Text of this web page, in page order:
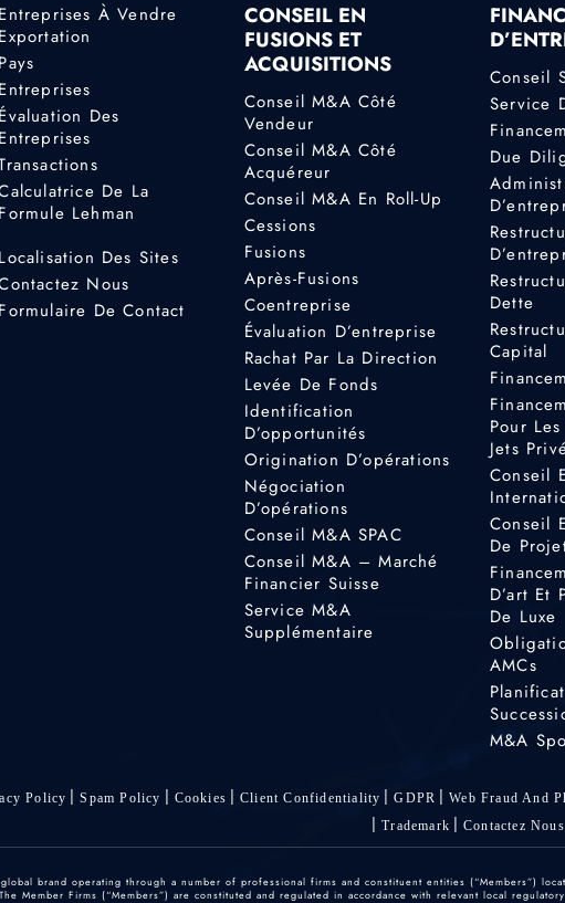
Entreprises À Vendre
Exportation
Pays
Entreprises
Évaluation Des
Entreprises
De La
Formule Lehman
Localisation Des Sites
Nous
Formulaire De Contact
CONSEIL EN
FUSIONS ET
ACQUISITIONS
Conseil M&A Côté
Vendeur
Conseil M&A Côté
Acquéreur
Conseil M&A En Roll-Up
Cessions
Fusions
Après-Fusions
Coentreprise
Évaluation D’entreprise
Rachat Par La Direction
Levée De Fonds
Identification
D’opportunités
Origination D’opérations
Négociation
D’opérations
Conseil M&A SPAC
Conseil M&A – Marché
Financier Suisse
Service M&A
Supplémentaire
Conseil
Service
Due
Dette
Capital
Pour
Jets
Conseil
Conseil
De
D’art Et
De Luxe
AMCs
M&A
Policy Spam Policy Cookies Client Confidentiality GDPR Web Fraud And
Trademark
Contactez Nous
brand operating through a number of professional firms and constituent entities (“Members”)
Member Firms (“Members”) are constituted and regulated in accordance with relevant local